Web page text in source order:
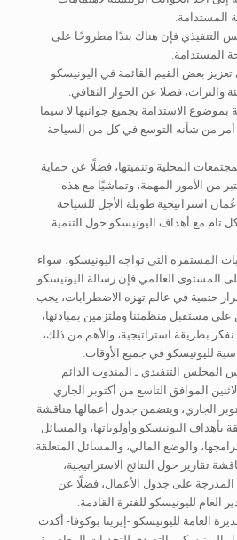
المستدامة.
التنفيذي فإن هناك بندًا مطروحًا على
المستدامة.
بعض القيم القائمة في اليونيسكو
والتراث، فضلا عن الحوار الثقافي.
بموضوع الاستدامة بجميع جوانبها لا سيما
من شأنه التوسع في كل من السياحة
المحلية وتنميتها، فضلًا عن حماية
من الأمور المهمة، وتماشيًا مع هذه
استراتيجية طويلة الأجل للسياحة
تام مع أهداف اليونيسكو حول التنمية
المستمرة التي تواجه اليونيسكو، سواء
المستوى العالمي فإن رسالة اليونيسكو
حتمية في عالم تهزه الاضطرابات، يجب
على مستقبل منظمتنا وملتزمين بمبادئها،
بطريقة استراتيجية، والأهم من ذلك،
لليونيسكو في جميع الأوقات.
المجلس التنفيذي ـ المندوب الدائم
الموافق التاسع من أكتوبر الجاري
جلساتها حتى 18 أكتوبر الجاري، ويتضمن جدول أعمالها مناقشة
اليونيسكو وأولوياتها، والمسائل
والوضع المالي، والمسائل المتعلقة
تقارير حول النتائج الاستراتيجية،
على جدول الأعمال، فضلًا عن
العام لليونيسكو للفترة القادمة.
العامة لليونيسكو -إيرينا بوكوفا- أكدت